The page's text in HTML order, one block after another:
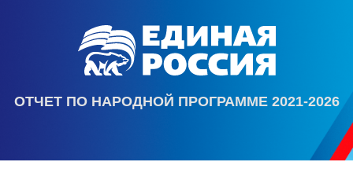
ОТЧЕТ ПО НАРОДНОЙ ПРОГРАММЕ 2021-2026